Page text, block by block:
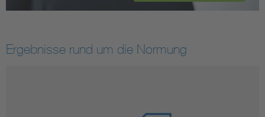
Ergebnisse rund um die Normung